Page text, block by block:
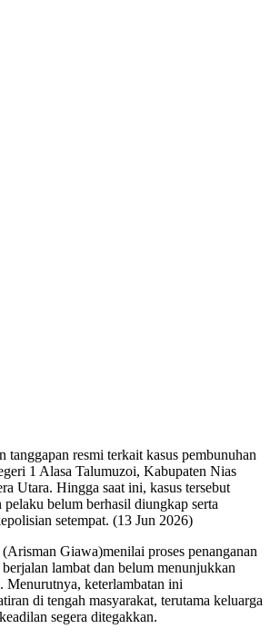
resmi terkait kasus pembunuhan
1 Alasa Talumuzoi, Kabupaten Nias
Utara. Hingga saat ini, kasus tersebut
pelaku belum berhasil diungkap serta
setempat. (13 Jun 2026)
Giawa)menilai proses penanganan
lambat dan belum menunjukkan
Menurutnya, keterlambatan ini
di tengah masyarakat, terutama keluarga
segera ditegakkan.